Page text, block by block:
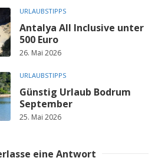
URLAUBSTIPPS
Antalya All Inclusive unter
500 Euro
26. Mai 2026
URLAUBSTIPPS
Günstig Urlaub Bodrum
September
25. Mai 2026
eine Antwort